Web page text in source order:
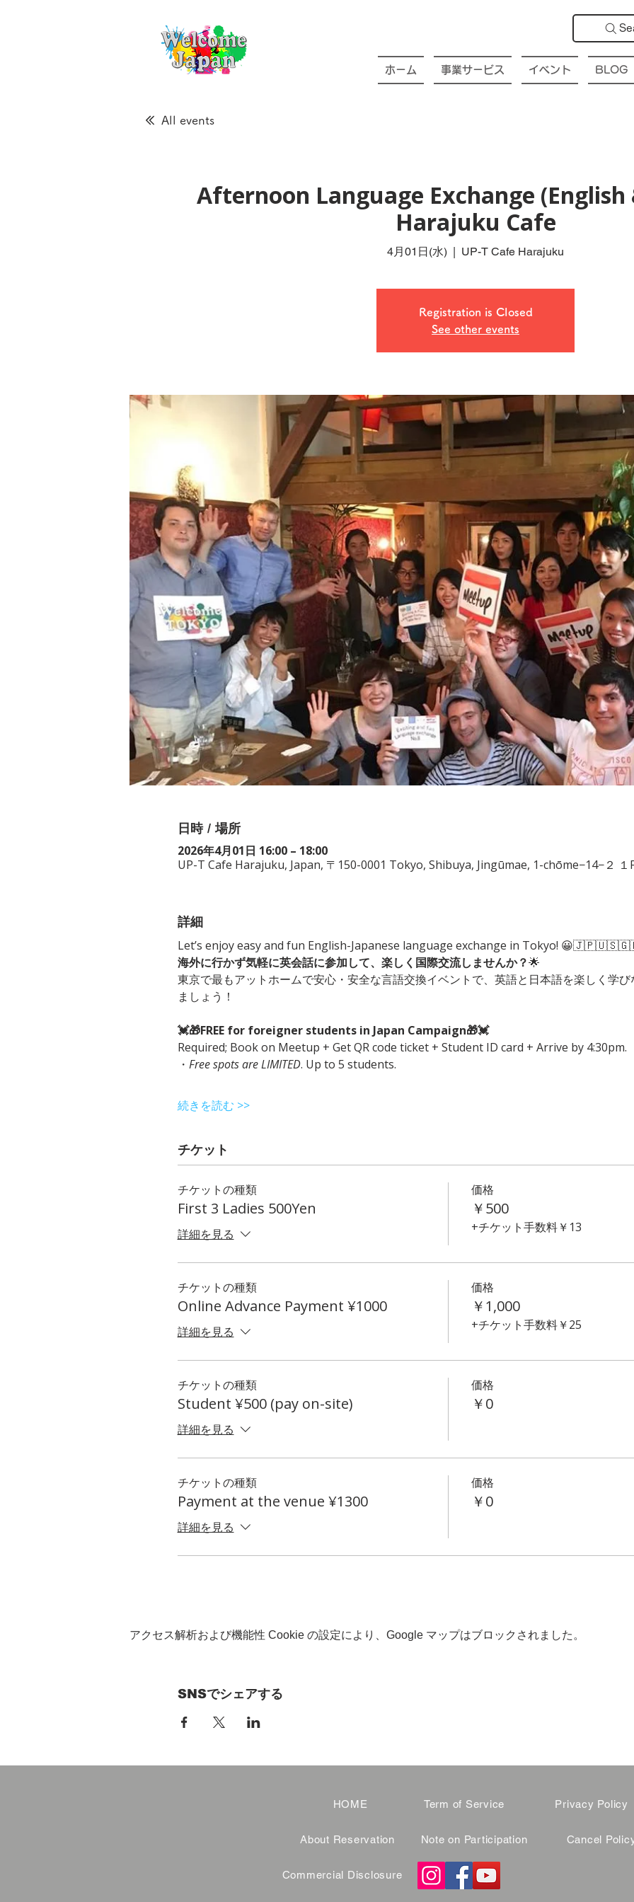
ホーム 事業サービス イベント BLOG
All events
Afternoon Language Exchange
Harajuku Cafe
4月01日(水)
  |
UP-T Cafe Harajuku
Registration is Closed
See other events
日時 / 場所
2026年4月01日 16:00 – 18:00
UP-T Cafe Harajuku, Japan, 〒150-0001 Tokyo, Shibuya, Jingūmae, 1-chōme−14−２ １
詳細
Let’s enjoy easy and fun English-Japanese language exchange in Tokyo!
海外に行かず気軽に英会話に参加して、楽しく国際交流しませんか？🌟
東京で最もアットホームで安心・安全な言語交換イベントで、英語と日本語を楽しく学
ましょう！
💓🎁FREE for foreigner students in Japan Campaign🎁💓
Required; Book on Meetup + Get QR code ticket + Student ID card + Arrive by 4:30pm.
・ Free spots are LIMITED. Up to 5 students.
続きを読む >>
チケット
チケットの種類
First 3 Ladies 500Yen
詳細を見る
価格
￥500
+チケット手数料￥13
チケットの種類
Online Advance Payment ¥1000
詳細を見る
価格
￥1,000
+チケット手数料￥25
チケットの種類
Student ¥500 (pay on-site)
詳細を見る
価格
￥0
チケットの種類
Payment at the venue ¥1300
詳細を見る
価格
￥0
アクセス解析および機能性 Cookie の設定により、Google マップはブロックされました。
SNSでシェアする
HOME
About Reservation
Term of Service
Note on Participation
Privacy Policy
Cancel
Commercial Disclosure